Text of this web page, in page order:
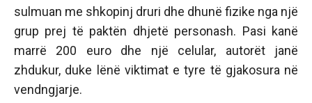
sulmuan me shkopinj druri dhe dhunë fizike nga një
grup prej të paktën dhjetë personash. Pasi kanë
marrë 200 euro dhe një celular, autorët janë
zhdukur, duke lënë viktimat e tyre të gjakosura në
vendngjarje.